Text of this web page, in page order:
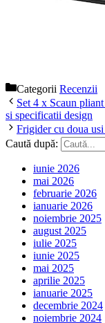
Categorii Recenzii
Set 4 x Scaun
si specificatii design
Frigider cu doua
Caută după:
iunie 2026
mai 2026
februarie 2026
ianuarie 2026
noiembrie 2025
august 2025
iulie 2025
iunie 2025
mai 2025
aprilie 2025
ianuarie 2025
decembrie 2024
noiembrie 2024